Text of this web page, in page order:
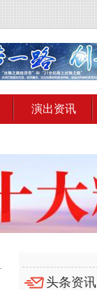
演出资讯
头条资讯